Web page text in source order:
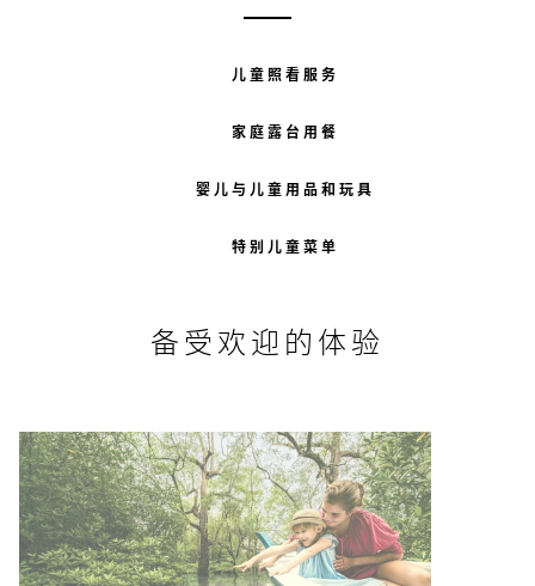
儿童照看服务
家庭露台用餐
婴儿与儿童用品和玩具
特别儿童菜单
备受欢迎的体验